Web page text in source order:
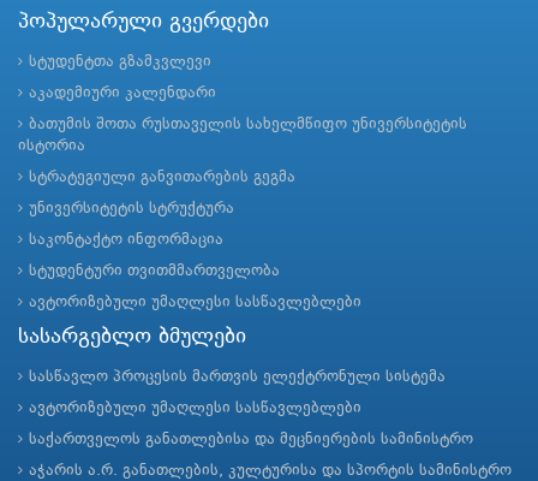
პოპულარული გვერდები
სტუდენტთა გზამკვლევი
აკადემიური კალენდარი
ბათუმის შოთა რუსთაველის სახელმწიფო უნივერსიტეტის
ისტორია
სტრატეგიული განვითარების გეგმა
უნივერსიტეტის სტრუქტურა
საკონტაქტო ინფორმაცია
სტუდენტური თვითმმართველობა
ავტორიზებული უმაღლესი სასწავლებლები
სასარგებლო ბმულები
სასწავლო პროცესის მართვის ელექტრონული სისტემა
ავტორიზებული უმაღლესი სასწავლებლები
საქართველოს განათლებისა და მეცნიერების სამინისტრო
აჭარის ა.რ. განათლების, კულტურისა და სპორტის სამინისტრო